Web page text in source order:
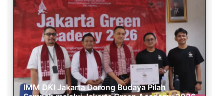
IMM DKI Jakarta Dorong Budaya Pilah